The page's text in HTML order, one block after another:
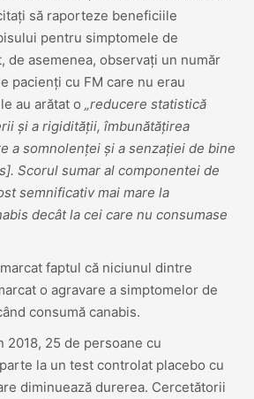
să raporteze beneficiile
pentru simptomele de
de asemenea, observați un număr
pacienți cu FM care nu erau
au arătat o „reducere statistică
și a rigidității, îmbunătățirea
a somnolenței și a senzației de bine
Scorul sumar al componentei de
semnificativ mai mare la
decât la cei care nu consumase
faptul că niciunul dintre
o agravare a simptomelor de
consumă canabis.
2018, 25 de persoane cu
la un test controlat placebo cu
diminuează durerea. Cercetătorii